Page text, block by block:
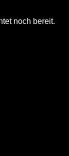
noch bereit.